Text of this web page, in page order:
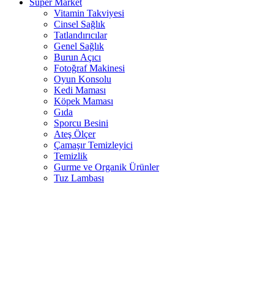
Süper Market
Vitamin Takviyesi
Cinsel Sağlık
Tatlandırıcılar
Genel Sağlık
Burun Açıcı
Fotoğraf Makinesi
Oyun Konsolu
Kedi Maması
Köpek Maması
Gıda
Sporcu Besini
Ateş Ölçer
Çamaşır Temizleyici
Temizlik
Gurme ve Organik Ürünler
Tuz Lambası